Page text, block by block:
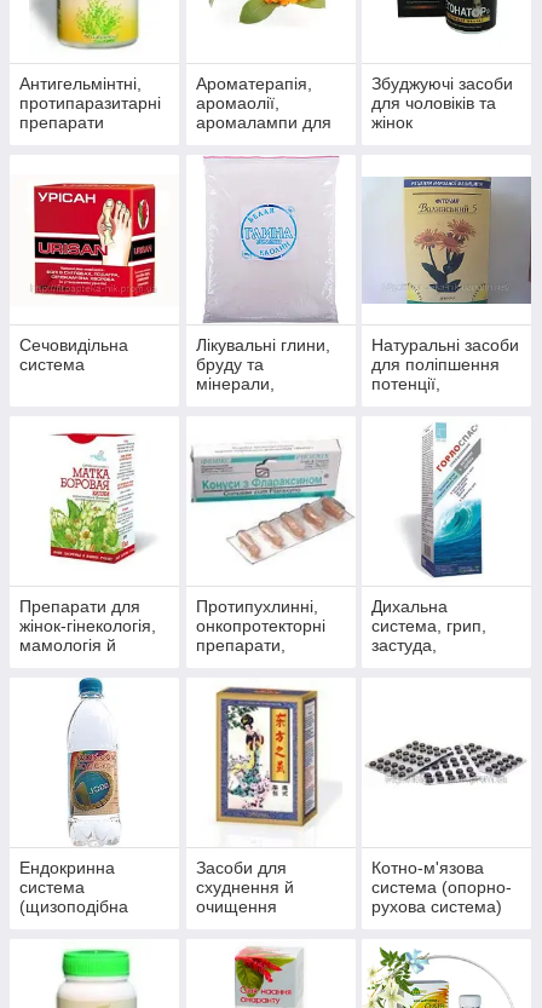
Антигельмінтні,
протипаразитарні
препарати
Ароматерапія,
аромаолії,
аромалампи для
приміщень
Збуджуючі засоби
для чоловіків та
жінок
Сечовидільна
система
Лікувальні глини,
бруду та
мінерали,
концентрати для
прийняття ванн.
Натуральні засоби
для поліпшення
потенції,
чоловічого
здоров'я
Препарати для
жінок-гінекологія,
мамологія й
Протипухлинні,
онкопротекторні
препарати,
Дихальна
система, грип,
застуда,
Ендокринна
система
(щизоподібна
діабет)
Засоби для
схуднення й
очищення
Котно-м'язова
система (опорно-
рухова система)